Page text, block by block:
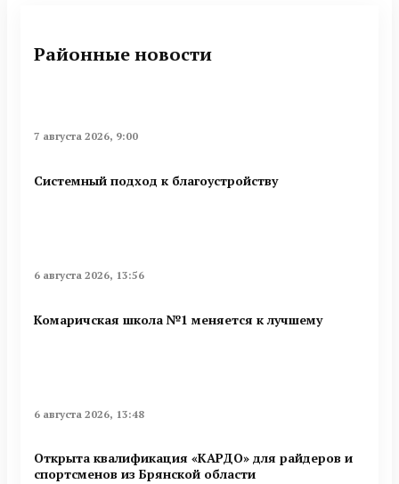
Районные новости
7 августа 2026, 9:00
Системный подход к благоустройству
6 августа 2026, 13:56
Комаричская школа №1 меняется к лучшему
6 августа 2026, 13:48
Открыта квалификация «КАРДО» для райдеров и
спортсменов из Брянской области